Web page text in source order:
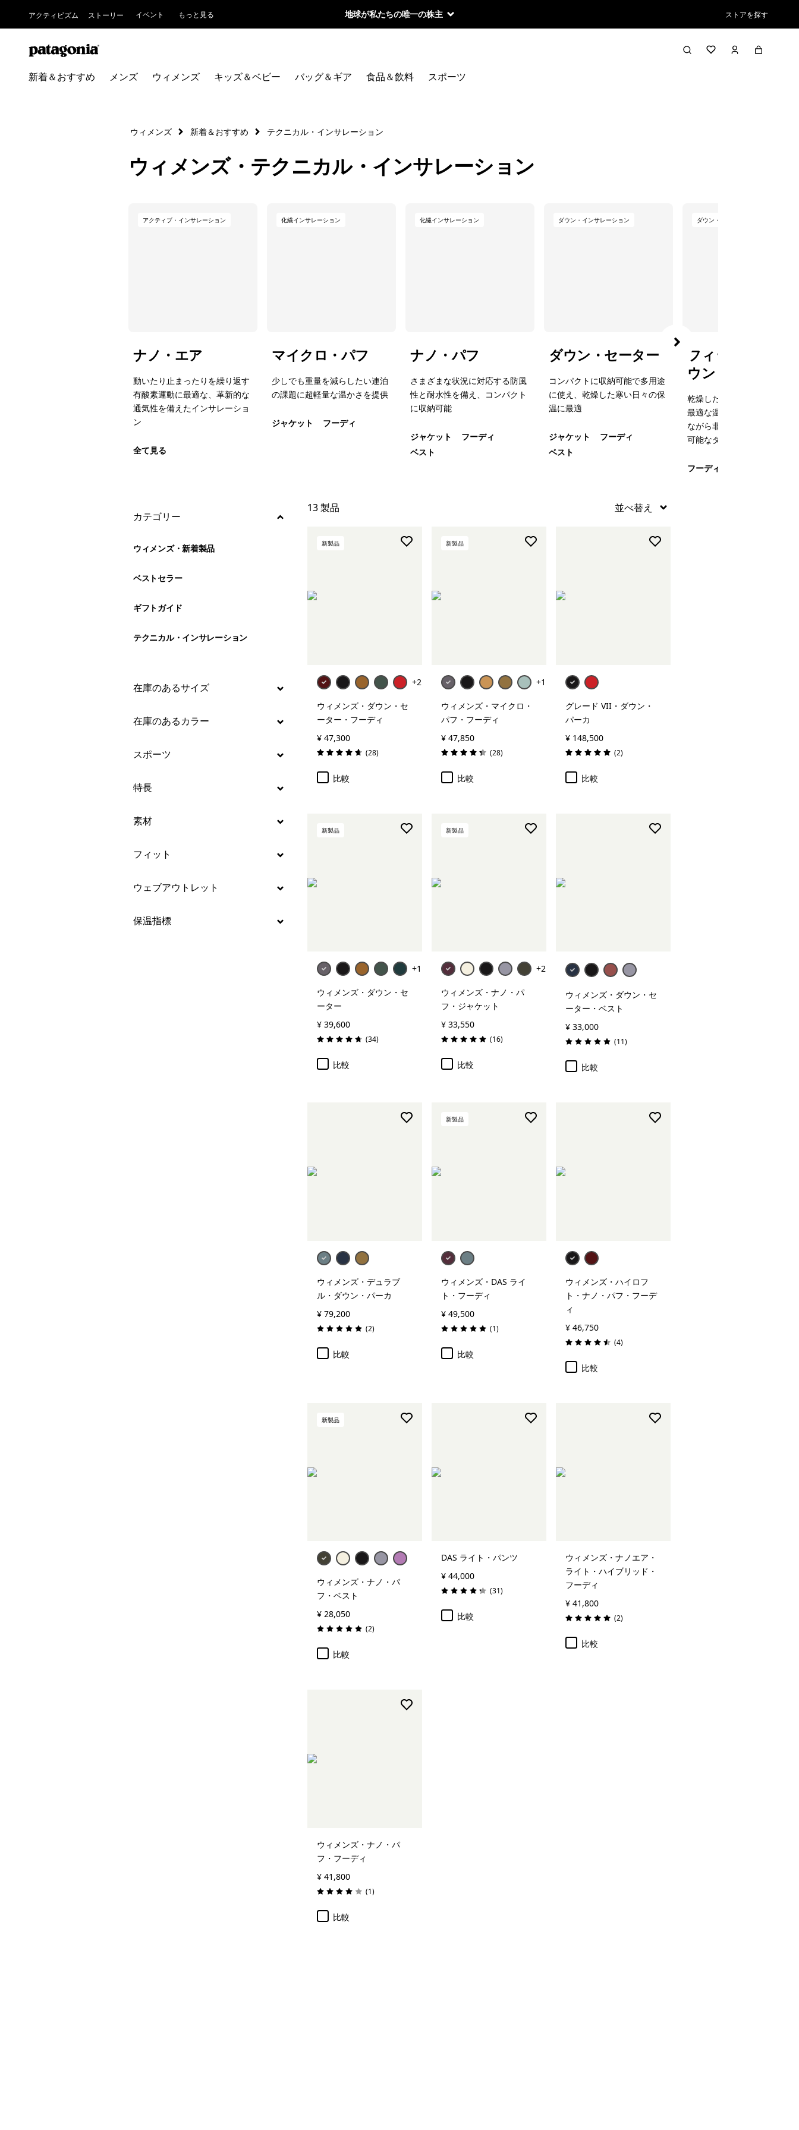
アクティビズム ストーリー イベント もっと見る 地球が私たちの唯一の株主 ストアを探す
新着＆おすすめ メンズ ウィメンズ キッズ＆ベビー バッグ＆ギア 食品＆飲料 スポーツ
テクニカル・インサレーション
絞り込み
素材
絞り込み
フィット
絞り込み
ウェブアウトレット
ウィメンズ 新着＆おすすめ テクニカル・インサレーション
ウィメンズ・テクニカル・インサレーション
アクティブ・インサレーション
ナノ・エア
動いたり止まったりを繰り返す
有酸素運動に最適な、革新的な
通気性を備えたインサレーショ
ン
全て見る
化繊インサレーション
マイクロ・パフ
少しでも重量を減らしたい連泊
の課題に超軽量な温かさを提供
ジャケット フーディ
化繊インサレーション
ナノ・パフ
さまざまな状況に対応する防風
性と耐水性を備え、コンパクト
に収納可能
ジャケット
フーディ
ベスト
ダウン・インサレーション
ダウン・セーター
コンパクトに収納可能で多用途
に使え、乾燥した寒い日々の保
温に最適
ジャケット
フーディ
ベスト
ダウン・インサレーション
フィッツロイ・ダ
ウン・フーディ
乾燥した状況下の寒いビレイ
最適な温かさを提供する、中
ながら非常にコンパクトに収
可能なダウン
フーディ
絞り込み
カテゴリー
ウィメンズ・新着製品
ベストセラー
ギフトガイド
テクニカル・インサレーション
絞り込み
在庫のあるサイズ
絞り込み
在庫のあるカラー
絞り込み
スポーツ
絞り込み
特長
絞り込み
素材
絞り込み
フィット
絞り込み
ウェブアウトレット
絞り込み
保温指標
13 製品
新製品
+2
ウィメンズ・ダウン・セ
ーター・フーディ
¥ 47,300
評価: 4.6 / 5 (28レビュー
)
比較
新製品
+1
ウィメンズ・マイクロ・
パフ・フーディ
¥ 47,850
評価: 4.3 / 5 (28レビュー
)
比較
グレード VII・ダウン・
パーカ
¥ 148,500
評価: 5.0 / 5 (2レビュー
)
比較
新製品
+1
ウィメンズ・ダウン・セ
ーター
¥ 39,600
評価: 4.7 / 5 (34レビュー
)
比較
新製品
+2
ウィメンズ・ナノ・パ
フ・ジャケット
¥ 33,550
評価: 4.9 / 5 (16レビュー
)
比較
ウィメンズ・ダウン・セ
ーター・ベスト
¥ 33,000
評価: 4.9 / 5 (11レビュー
)
比較
ウィメンズ・デュラブ
ル・ダウン・パーカ
¥ 79,200
評価: 5.0 / 5 (2レビュー
)
比較
新製品
ウィメンズ・DAS ライ
ト・フーディ
¥ 49,500
評価: 5.0 / 5 (1レビュー
)
比較
ウィメンズ・ハイロフ
ト・ナノ・パフ・フーデ
ィ
¥ 46,750
評価: 4.5 / 5 (4レビュー
)
比較
新製品
ウィメンズ・ナノ・パ
フ・ベスト
¥ 28,050
評価: 5.0 / 5 (2レビュー
)
比較
DAS ライト・パンツ
¥ 44,000
評価: 4.3 / 5 (31レビュー
)
比較
ウィメンズ・ナノエア・
ライト・ハイブリッド・
フーディ
¥ 41,800
評価: 5.0 / 5 (2レビュー
)
比較
ウィメンズ・ナノ・パ
フ・フーディ
¥ 41,800
評価: 4.0 / 5 (1レビュー
)
比較